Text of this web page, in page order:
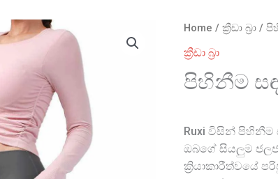
Home /ක්‍රීඩා බ්‍රා /
ක්‍රීඩා බ්‍රා
පිහිනීම
Ruxi විසින් පිහිනීම
ඔබගේ සියලුම ජලජ
ක්‍රියාකාරීත්වයේ